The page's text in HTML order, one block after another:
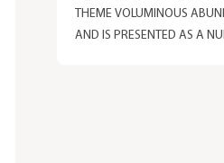
THEME VOLUMINOUS
AND IS PRESENTED AS A